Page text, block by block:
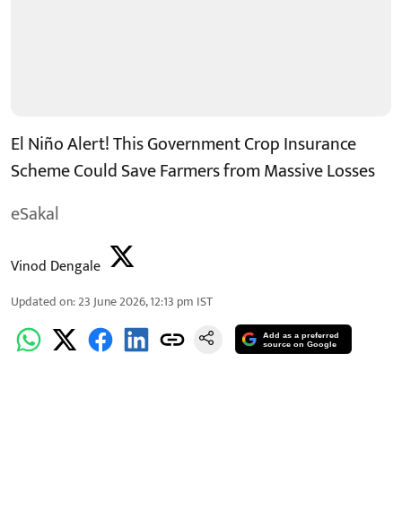
El Niño Alert! This Government Crop Insurance
Scheme Could Save Farmers from Massive Losses
eSakal
Vinod Dengale
Updated on:23 June 2026, 12:13 pm IST
Add as a preferred
source on Google